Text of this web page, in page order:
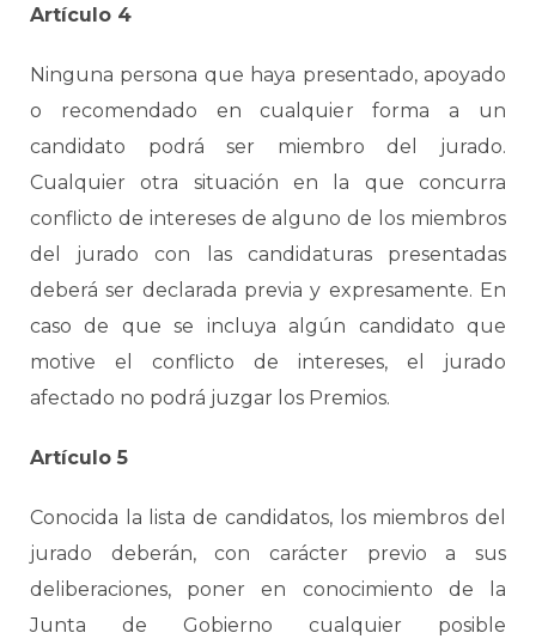
Artículo 4
Ninguna persona que haya presentado, apoyado
o recomendado en cualquier forma a un
candidato podrá ser miembro del jurado.
Cualquier otra situación en la que concurra
conflicto de intereses de alguno de los miembros
del jurado con las candidaturas presentadas
deberá ser declarada previa y expresamente. En
caso de que se incluya algún candidato que
motive el conflicto de intereses, el jurado
afectado no podrá juzgar los Premios.
Artículo 5
Conocida la lista de candidatos, los miembros del
jurado deberán, con carácter previo a sus
deliberaciones, poner en conocimiento de la
Junta de Gobierno cualquier posible